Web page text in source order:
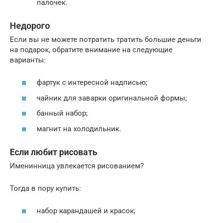
палочек.
Недорого
Если вы не можете потратить тратить большие деньги
на подарок, обратите внимание на следующие
варианты:
фартук с интересной надписью;
чайник для заварки оригинальной формы;
банный набор;
магнит на холодильник.
Если любит рисовать
Именинница увлекается рисованием?
Тогда в пору купить:
набор карандашей и красок;